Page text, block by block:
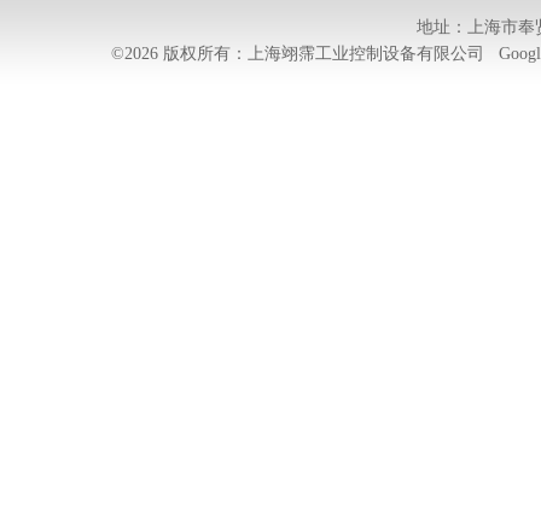
地址：上海市奉
©2026 版权所有：上海翊霈工业控制设备有限公司